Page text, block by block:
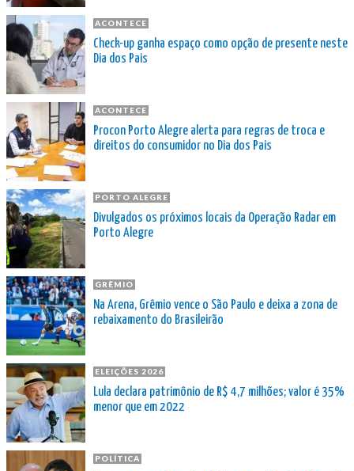
ACONTECE
Check-up ganha espaço como opção de presente neste
Dia dos Pais
ACONTECE
Procon Porto Alegre alerta para regras de troca e
direitos do consumidor no Dia dos Pais
PORTO ALEGRE
Divulgados os próximos locais da Operação Radar em
Porto Alegre
GRÊMIO
Na Arena, Grêmio vence o São Paulo e deixa a zona de
rebaixamento do Brasileirão
ELEIÇÕES 2026
Lula declara patrimônio de R$ 4,7 milhões; valor é 35%
menor que em 2022
POLÍTICA